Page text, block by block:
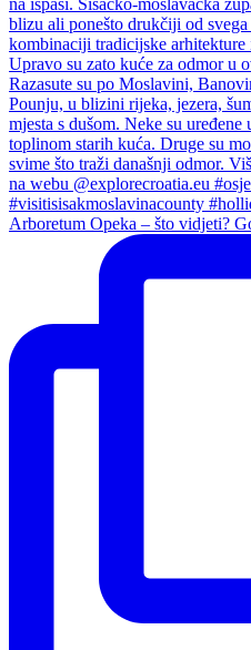
Arboretum Opeka – što vidjeti?